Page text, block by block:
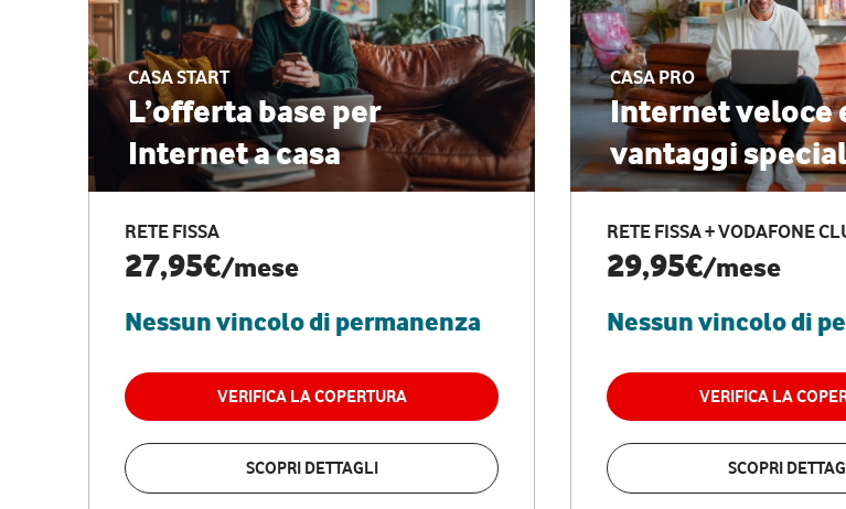
CASA START
L’offerta base per
Internet a casa
RETE FISSA
27,95€/mese
Nessun vincolo di permanenza
VERIFICA LA COPERTURA
SCOPRI DETTAGLI
CASA PRO
Internet veloce
vantaggi
RETE FISSA + VODAFONE
29,95€/mese
Nessun vincolo di
VERIFICA LA
SCOPRI